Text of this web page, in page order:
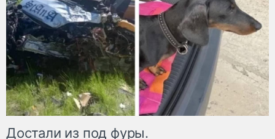
Достали из под фуры.